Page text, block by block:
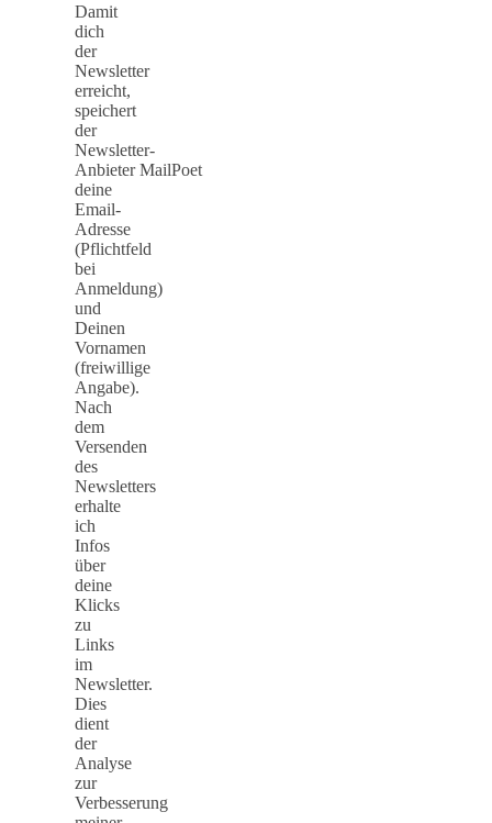
Damit
dich
der
Newsletter
erreicht,
speichert
der
Newsletter-
Anbieter MailPoet
deine
Email-
Adresse
(Pflichtfeld
bei
Anmeldung)
und
Deinen
Vornamen
(freiwillige
Angabe).
Nach
dem
Versenden
des
Newsletters
erhalte
ich
Infos
über
deine
Klicks
zu
Links
im
Newsletter.
Dies
dient
der
Analyse
zur
Verbesserung